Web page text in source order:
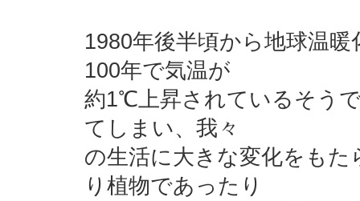
1980年後半頃から地球温
100年で気温が
約1℃上昇されているそう
てしまい、我々
の生活に大きな変化をも
り植物であったり